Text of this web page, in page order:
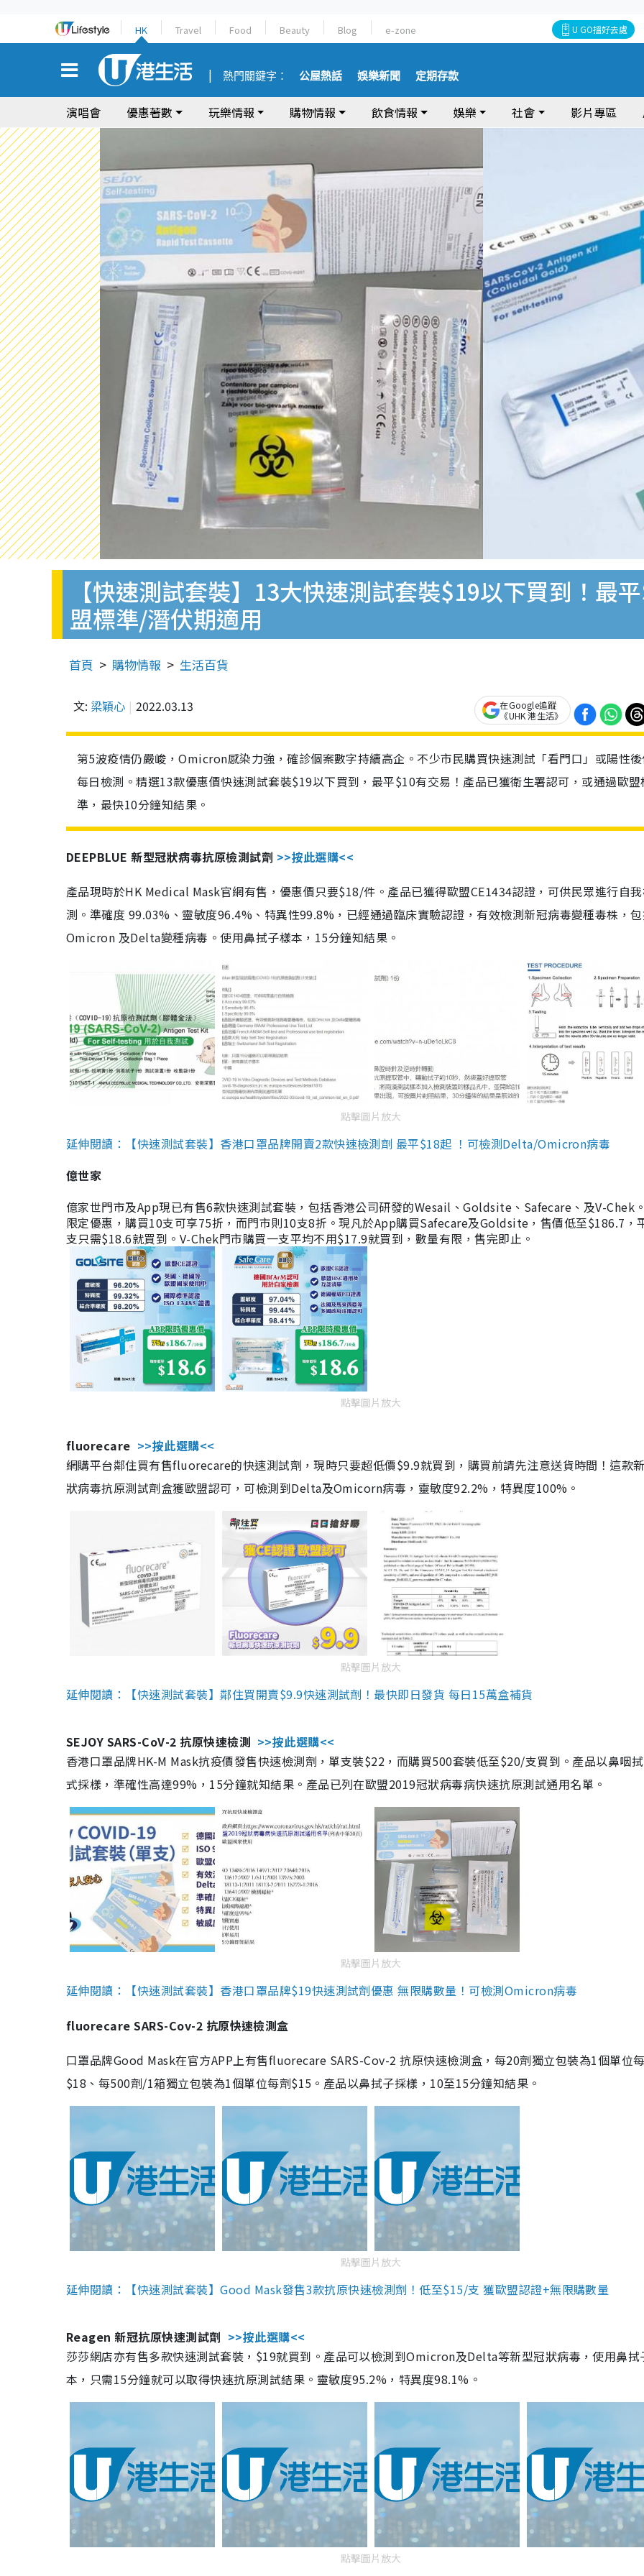
HK Travel Food Beauty Blog e-zone U GO搵好去處
熱門關鍵字： 公屋熱話 娛樂新聞 定期存款
演唱會 優惠著數 玩樂情報 購物情報 飲食情報 娛樂 社會 影片專區
【快速測試套裝】13大快速測試套裝$19以下買到！最
盟標準/潛伏期適用
首頁 購物情報 生活百貨
文: 梁穎心 2022.03.13
在Google追蹤
《UHK 港生活》
第5波疫情仍嚴峻，Omicron感染力強，確診個案數字持續高企。不少市民購買快速測試「看門口」或陽性
每日檢測。精選13款優惠價快速測試套裝$19以下買到，最平$10有交易！產品已獲衛生署認可，或通過歐盟
準，最快10分鐘知結果。
DEEPBLUE 新型冠狀病毒抗原檢測試劑 >>按此選購<<
產品現時於HK Medical Mask官網有售，優惠價只要$18/件。產品已獲得歐盟CE1434認證，可供民眾進行自
測。準確度 99.03%、靈敏度96.4%、特異性99.8%，已經通過臨床實驗認證，有效檢測新冠病毒變種毒株，
Omicron 及Delta變種病毒。使用鼻拭子樣本，15分鐘知結果。
點擊圖片放大
延伸閱讀：【快速測試套裝】香港口罩品牌開賣2款快速檢測劑 最平$18起 ！可檢測Delta/Omicron病毒
億世家
億家世門市及App現已有售6款快速測試套裝，包括香港公司研發的Wesail、Goldsite、Safecare、及V-Chek
限定優惠，購買10支可享75折，而門市則10支8折。現凡於App購買Safecare及Goldsite，售價低至$186.7，
支只需$18.6就買到。V-Chek門市購買一支平均不用$17.9就買到，數量有限，售完即止。
點擊圖片放大
fluorecare >>按此選購<<
網購平台鄰住買有售fluorecare的快速測試劑，現時只要超低價$9.9就買到，購買前請先注意送貨時間！這款
狀病毒抗原測試劑盒獲歐盟認可，可檢測到Delta及Omicorn病毒，靈敏度92.2%，特異度100%。
點擊圖片放大
延伸閱讀：【快速測試套裝】鄰住買開賣$9.9快速測試劑！最快即日發貨 每日15萬盒補貨
SEJOY SARS-CoV-2 抗原快速檢測 >>按此選購<<
香港口罩品牌HK-M Mask抗疫價發售快速檢測劑，單支裝$22，而購買500套裝低至$20/支買到。產品以鼻咽
式採樣，準確性高達99%，15分鐘就知結果。產品已列在歐盟2019冠狀病毒病快速抗原測試通用名單。
點擊圖片放大
延伸閱讀：【快速測試套裝】香港口罩品牌$19快速測試劑優惠 無限購數量！可檢測Omicron病毒
fluorecare SARS-Cov-2 抗原快速檢測盒
口罩品牌Good Mask在官方APP上有售fluorecare SARS-Cov-2 抗原快速檢測盒，每20劑獨立包裝為1個單位
$18、每500劑/1箱獨立包裝為1個單位每劑$15。產品以鼻拭子採樣，10至15分鐘知結果。
點擊圖片放大
延伸閱讀：【快速測試套裝】Good Mask發售3款抗原快速檢測劑！低至$15/支 獲歐盟認證+無限購數量
Reagen 新冠抗原快速測試劑 >>按此選購<<
莎莎網店亦有售多款快速測試套裝，$19就買到。產品可以檢測到Omicron及Delta等新型冠狀病毒，使用鼻拭
本，只需15分鐘就可以取得快速抗原測試結果。靈敏度95.2%，特異度98.1%。
點擊圖片放大